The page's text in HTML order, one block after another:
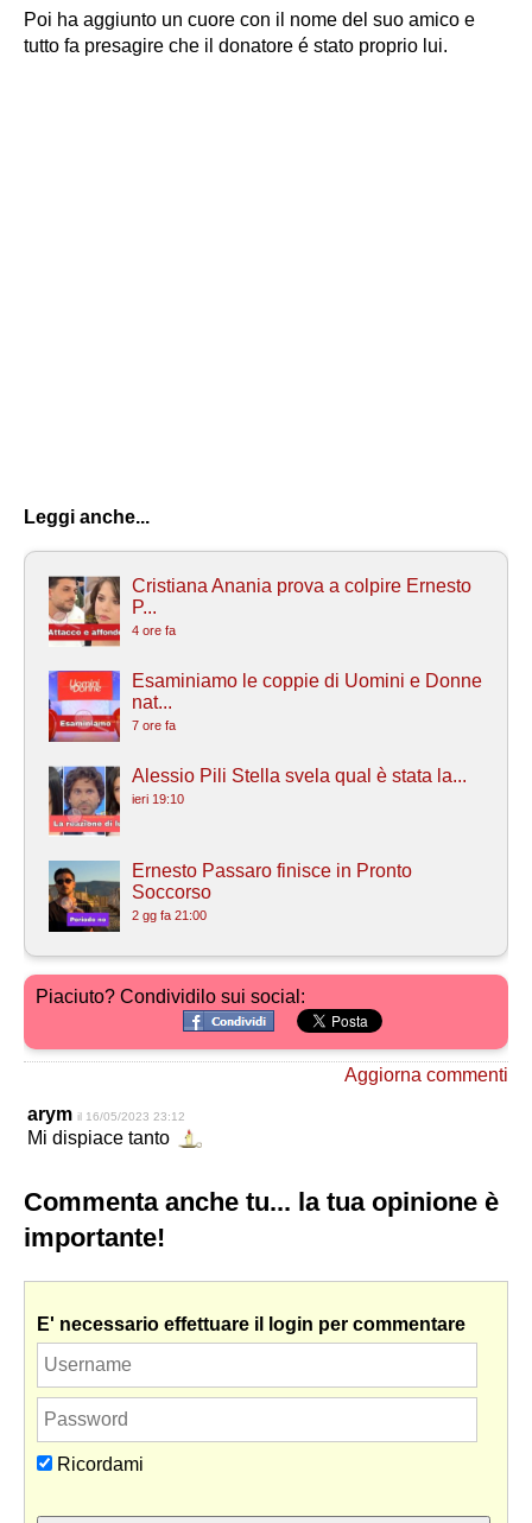
Poi ha aggiunto un cuore con il nome del suo amico e
tutto fa presagire che il donatore é stato proprio lui.
Leggi anche...
Cristiana Anania prova a colpire Ernesto
P...
4 ore fa
Esaminiamo le coppie di Uomini e Donne
nat...
7 ore fa
Alessio Pili Stella svela qual è stata la...
ieri 19:10
Ernesto Passaro finisce in Pronto
Soccorso
2 gg fa 21:00
Piaciuto? Condividilo sui social:
Aggiorna commenti
arym il 16/05/2023 23:12
Mi dispiace tanto
Commenta anche tu... la tua opinione è
importante!
E' necessario effettuare il login per commentare
Ricordami